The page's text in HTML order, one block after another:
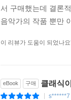
서 구매했는데 결론
음악가의 작품 뿐만
이 리뷰가 도움이 되었나
eBook 구매 클래식
s******7